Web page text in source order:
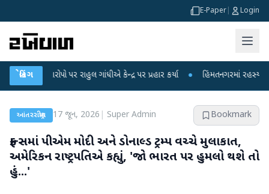
E-Paper Login
બ્રેકિંગ
પર રાહુલ ગાંધીએ કેન્દ્ર પર પ્રહાર કર્યા ● હિંમતનગરમાં રહસ્યમય વાયરસ કે
આંતરરાષ્ટ્રીય 17 જૂન, 2026 Super Admin Bookmark
ફ્રાન્સમાં પીએમ મોદી અને ડોનાલ્ડ ટ્રમ્પ વચ્ચે મુલાકાત,
અમેરિકન રાષ્ટ્રપતિએ કહ્યું, 'જો ભારત પર હુમલો થશે તો
હું...'